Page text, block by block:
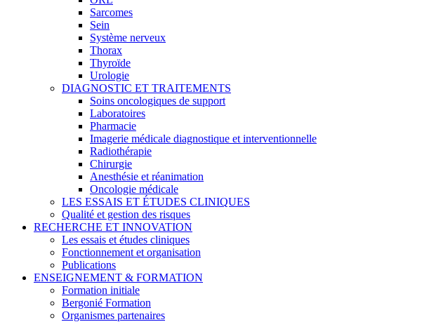
Sarcomes
Sein
Système nerveux
Thorax
Thyroïde
Urologie
DIAGNOSTIC ET TRAITEMENTS
Soins oncologiques de support
Laboratoires
Pharmacie
Imagerie médicale diagnostique et interventionnelle
Radiothérapie
Chirurgie
Anesthésie et réanimation
Oncologie médicale
LES ESSAIS ET ÉTUDES CLINIQUES
Qualité et gestion des risques
RECHERCHE ET INNOVATION
Les essais et études cliniques
Fonctionnement et organisation
Publications
ENSEIGNEMENT & FORMATION
Formation initiale
Bergonié Formation
Organismes partenaires